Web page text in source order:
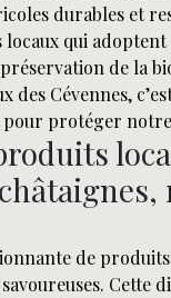
durables et
qui
de la
Cévennes,
pour protéger
de
Cette